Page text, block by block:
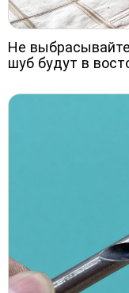
Не
шуб будут в